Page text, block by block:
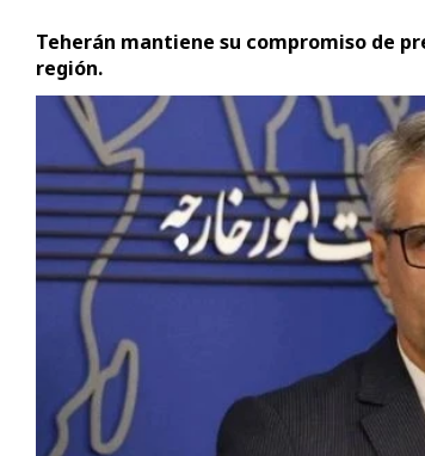
Teherán mantiene su compromiso de
región.